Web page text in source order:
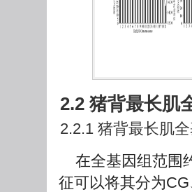
2.2 猪背最长肌
2.2.1 猪背最长肌
在全基因组范围
征可以将其分为